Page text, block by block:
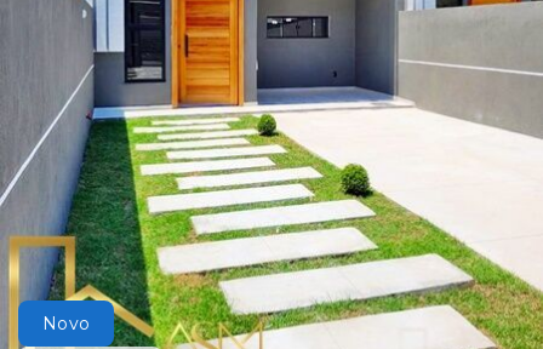
Novo